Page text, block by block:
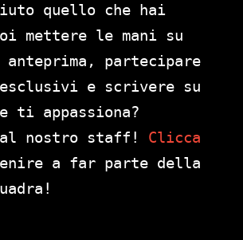
quello che hai
mettere le mani su
partecipare
e scrivere su
ti appassiona?
nostro staff! Clicca
a far parte della